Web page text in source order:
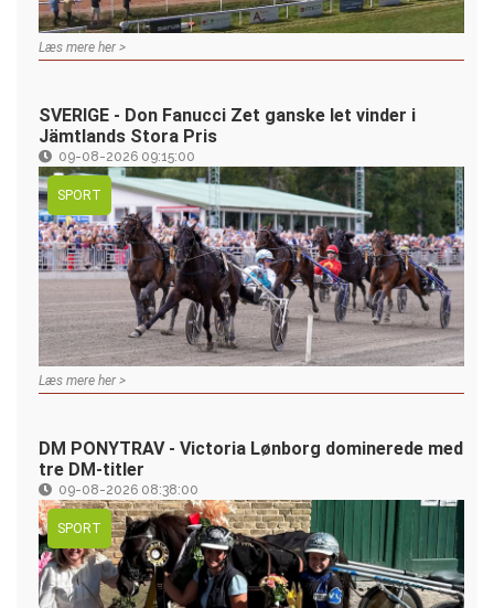
Læs mere her >
SVERIGE - Don Fanucci Zet ganske let vinder i
Jämtlands Stora Pris
09-08-2026 09:15:00
SPORT
Læs mere her >
DM PONYTRAV - Victoria Lønborg dominerede med
tre DM-titler
09-08-2026 08:38:00
SPORT